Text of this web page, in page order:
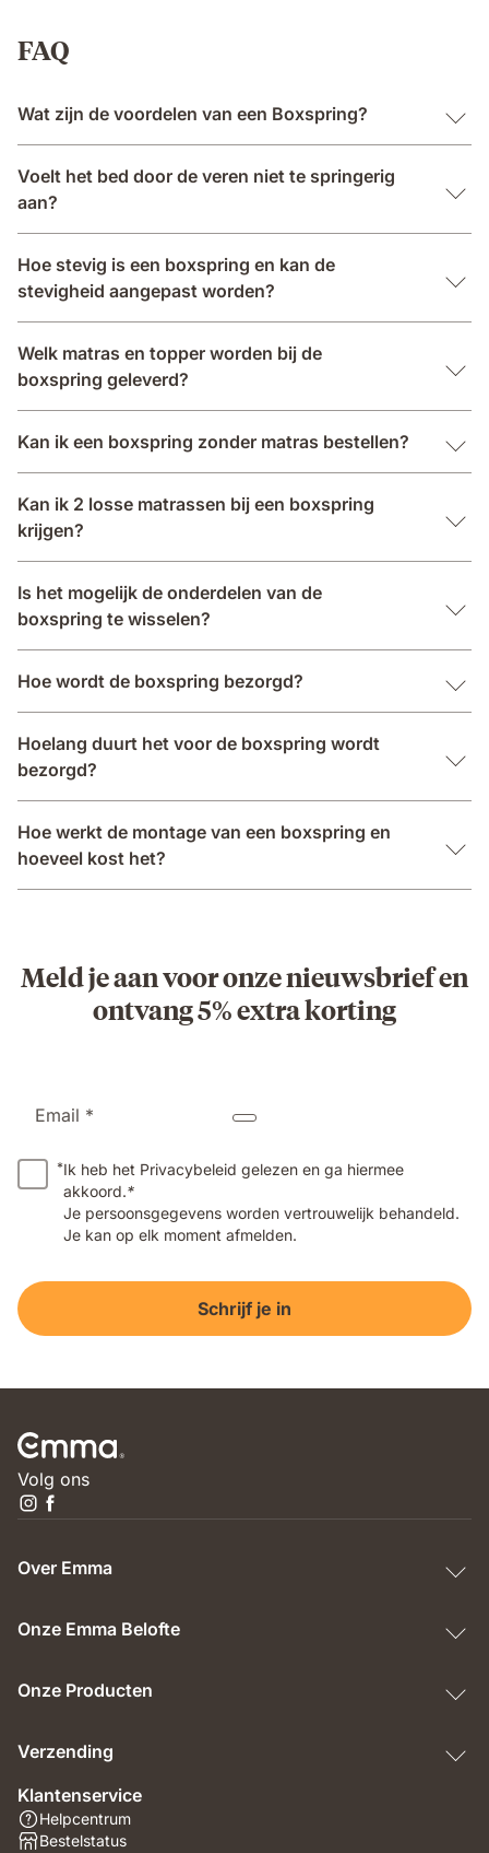
FAQ
Wat zijn de voordelen van een Boxspring?
Voelt het bed door de veren niet te springerig
aan?
Hoe stevig is een boxspring en kan de
stevigheid aangepast worden?
Welk matras en topper worden bij de
boxspring geleverd?
Kan ik een boxspring zonder matras bestellen?
Kan ik 2 losse matrassen bij een boxspring
krijgen?
Is het mogelijk de onderdelen van de
boxspring te wisselen?
Hoe wordt de boxspring bezorgd?
Hoelang duurt het voor de boxspring wordt
bezorgd?
Hoe werkt de montage van een boxspring en
hoeveel kost het?
Meld je aan voor onze nieuwsbrief en
ontvang 5% extra korting
Email *
*Ik heb het Privacybeleid gelezen en ga hiermee
akkoord.*
Je persoonsgegevens worden vertrouwelijk behandeld.
Je kan op elk moment afmelden.
Schrijf je in
Volg ons
Over Emma
Onze Emma Belofte
Onze Producten
Verzending
Klantenservice
Helpcentrum
Bestelstatus